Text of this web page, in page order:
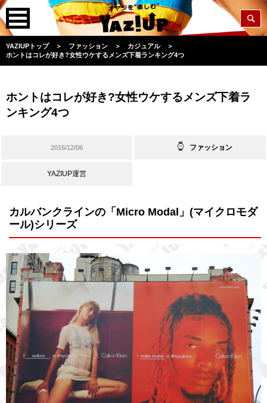
YAZIUPトップ ＞ ファッション ＞ カジュアル
＞
ホントはコレが好き?女性ウケするメンズ下着ランキング4つ
ホントはコレが好き?女性ウケするメンズ下着ラ
ンキング4つ
2016/12/06 ファッション
YAZIUP運営
カルバンクラインの「Micro Modal」(マイクロモダ
ール)シリーズ